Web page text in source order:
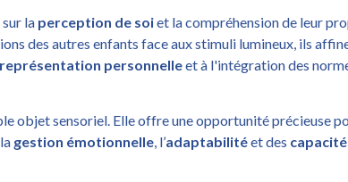
la perception de soiet la compréhension de leur
des autres enfants face aux stimuli lumineux, ils
représentation personnelleet à l'intégration des
objet sensoriel. Elle offre une opportunité précieuse
gestion émotionnelle, l’adaptabilitéet des